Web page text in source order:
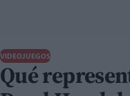
VIDEOJUEGOS
Qué